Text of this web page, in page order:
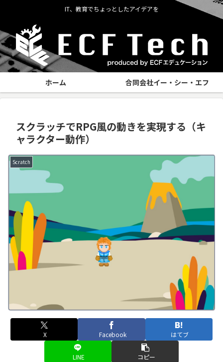
IT、教育でちょっとしたアイデアを
ホーム 合同会社イー・シー・エフ
スクラッチでRPG風の動きを実現する（キ
ャラクター動作）
Scratch
X Facebook はてブ
LINE コピー